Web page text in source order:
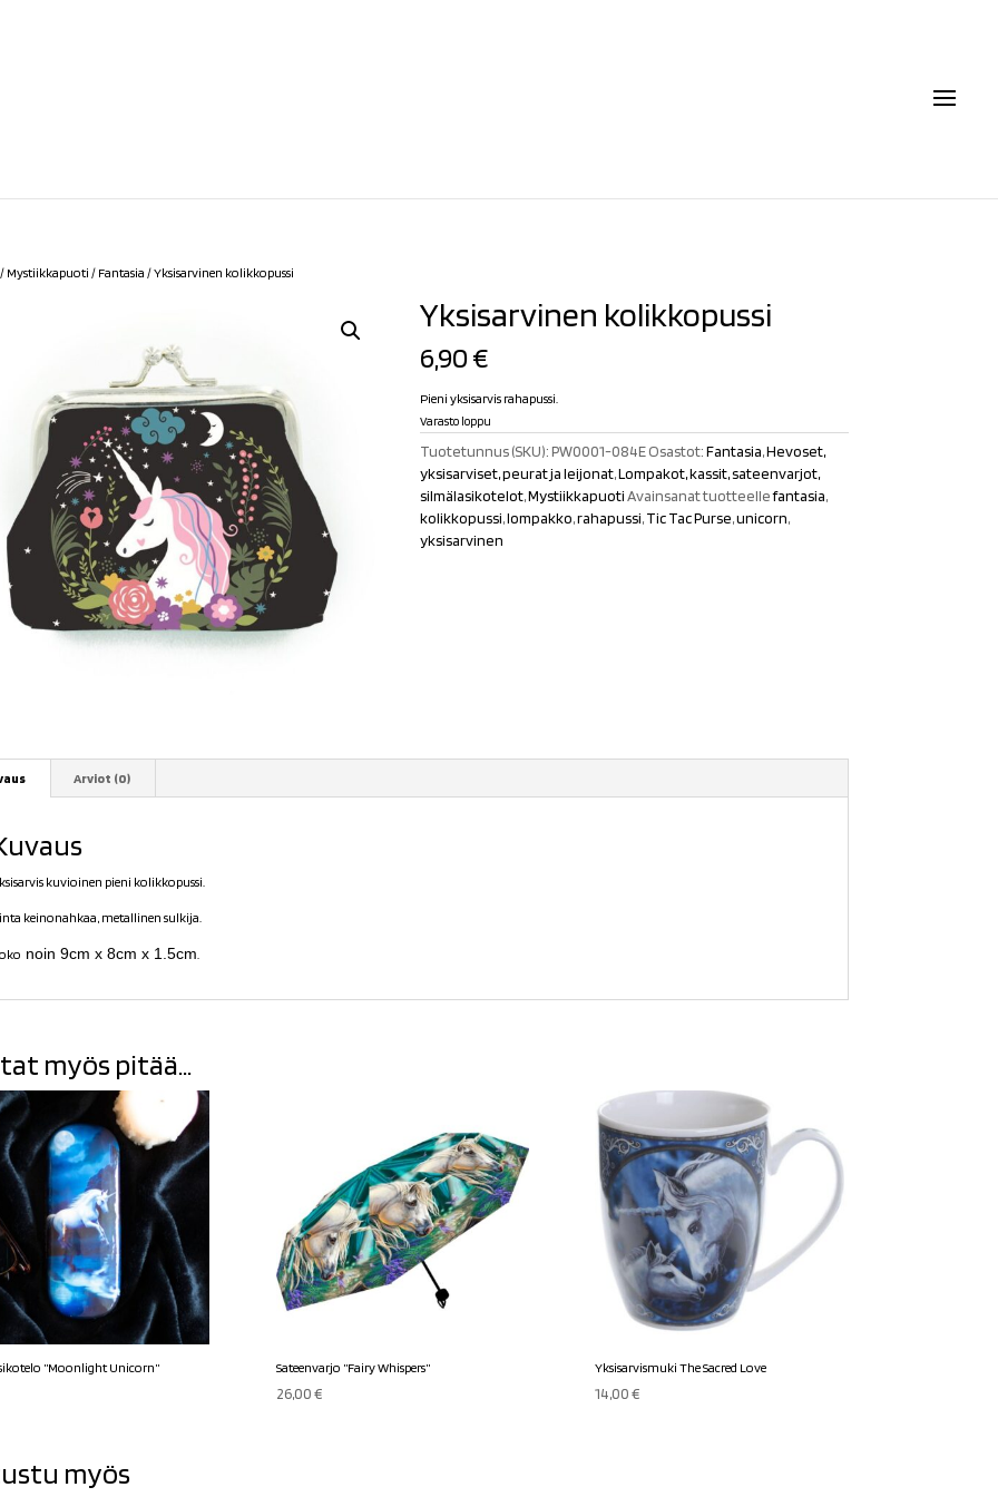
/ Mystiikkapuoti / Fantasia / Yksisarvinen kolikkopussi
Yksisarvinen kolikkopussi
6,90€
Pieni yksisarvis rahapussi.
Varasto loppu
Tuotetunnus (SKU):PW0001-084EOsastot:Fantasia,Hevoset,
yksisarviset, peurat ja leijonat,Lompakot, kassit, sateenvarjot,
silmälasikotelot,MystiikkapuotiAvainsanat tuotteellefantasia,
kolikkopussi,lompakko,rahapussi,Tic Tac Purse,unicorn,
yksisarvinen
Arviot (0)
kuvioinen pieni kolikkopussi.
keinonahkaa, metallinen sulkija.
noin 9cm x 8cm x 1.5cm.
myös pitää...
”Moonlight Unicorn” Sateenvarjo ”Fairy Whispers”
26,00€
Yksisarvismuki The Sacred Love
14,00€
myös